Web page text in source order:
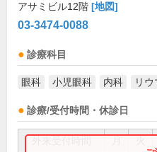
アサミビル12階 [地図]
03-3474-0088
診療科目
眼科 小児眼科 内科 リ
診療/受付時間・休診日